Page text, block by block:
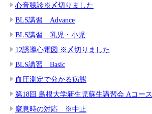
心音聴診※〆切りました
BLS講習 Advance
BLS講習 乳児・小児
12誘導心電図 ※〆切りました
BLS講習 Basic
血圧測定で分かる病態
第18回 島根大学新生児蘇生講習会 Aコース
窒息時の対応 ※中止